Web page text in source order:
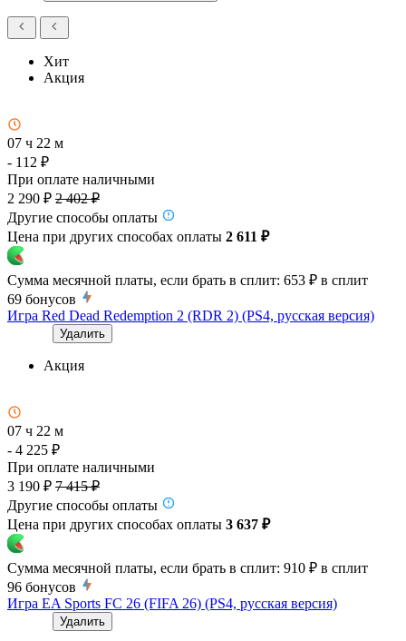
Хит
Акция
07 ч 22 м
- 112 ₽
При оплате наличными
2 290 ₽ 2 402 ₽
Другие способы оплаты
Цена при других способах оплаты 2 611 ₽
Сумма месячной платы, если брать в сплит: 653 ₽ в сплит
69 бонусов
Игра Red Dead Redemption 2 (RDR 2) (PS4, русская версия)
Удалить
Акция
07 ч 22 м
- 4 225 ₽
При оплате наличными
3 190 ₽ 7 415 ₽
Другие способы оплаты
Цена при других способах оплаты 3 637 ₽
Сумма месячной платы, если брать в сплит: 910 ₽ в сплит
96 бонусов
Игра EA Sports FC 26 (FIFA 26) (PS4, русская версия)
Удалить